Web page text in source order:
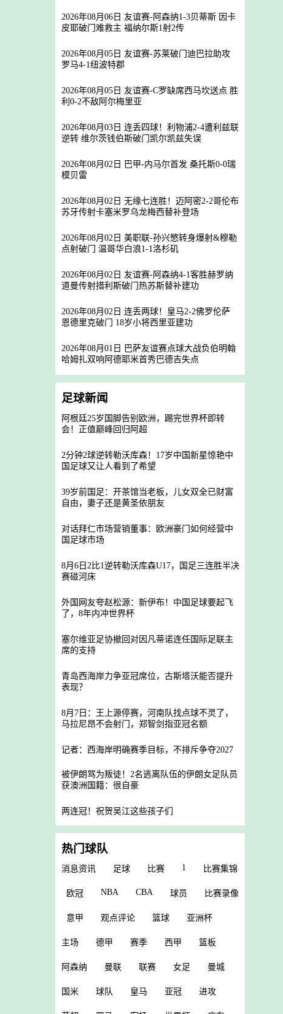
2026年08月06日 友谊赛-阿森纳1-3贝蒂斯 因卡
皮耶破门难救主 福纳尔斯1射2传
2026年08月05日 友谊赛-苏莱破门迪巴拉助攻
罗马4-1纽波特郡
2026年08月05日 友谊赛-C罗缺席西马坎送点 胜
利0-2不敌阿尔梅里亚
2026年08月03日 连丢四球！利物浦2-4遭利兹联
逆转 维尔茨钱伯斯破门凯尔凯兹失误
2026年08月02日 巴甲-内马尔首发 桑托斯0-0瑞
模贝雷
2026年08月02日 无缘七连胜！迈阿密2-2哥伦布
苏牙传射卡塞米罗乌龙梅西替补登场
2026年08月02日 美职联-孙兴慜转身爆射&穆勒
点射破门 温哥华白浪1-1洛杉矶
2026年08月02日 友谊赛-阿森纳4-1客胜赫罗纳
道曼传射措利斯破门热苏斯替补建功
2026年08月02日 连丢两球！皇马2-2佛罗伦萨
恩德里克破门 18岁小将西里亚建功
2026年08月01日 巴萨友谊赛点球大战负伯明翰
哈姆扎双响阿德耶米首秀巴德吉失点
足球新闻
阿根廷25岁国脚告别欧洲，踢完世界杯即转
会！正值巅峰回归阿超
2分钟2球逆转勒沃库森！17岁中国新星惊艳中
国足球又让人看到了希望
39岁前国足：开茶馆当老板，儿女双全已财富
自由，妻子还是黄圣依朋友
对话拜仁市场营销董事：欧洲豪门如何经营中
国足球市场
8月6日2比1逆转勒沃库森U17，国足三连胜半决
赛碰河床
外国网友夸赵松源：新伊布！中国足球要起飞
了，8年内冲世界杯
塞尔维亚足协撤回对因凡蒂诺连任国际足联主
席的支持
青岛西海岸力争亚冠席位，古斯塔沃能否提升
表现？
8月7日：王上源停赛，河南队找点球不灵了，
马拉尼昂不会射门，郑智剑指亚冠名额
记者：西海岸明确赛季目标，不排斥争夺2027
被伊朗骂为叛徒！2名逃离队伍的伊朗女足队员
获澳洲国籍：很自豪
两连冠！祝贺吴江这些孩子们
热门球队
消息资讯 足球 比赛 1 比赛集锦
欧冠 NBA CBA 球员 比赛录像
意甲 观点评论 篮球 亚洲杯
主场 德甲 赛季 西甲 篮板
阿森纳 曼联 联赛 女足 曼城
国米 球队 皇马 亚冠 进攻